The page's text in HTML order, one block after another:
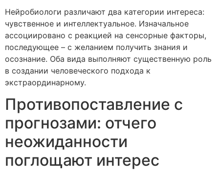
Нейробиологи различают два категории интереса:
чувственное и интеллектуальное. Изначальное
ассоциировано с реакцией на сенсорные факторы,
последующее – с желанием получить знания и
осознание. Оба вида выполняют существенную роль
в создании человеческого подхода к
экстраординарному.
Противопоставление с
прогнозами: отчего
неожиданности
поглощают интерес